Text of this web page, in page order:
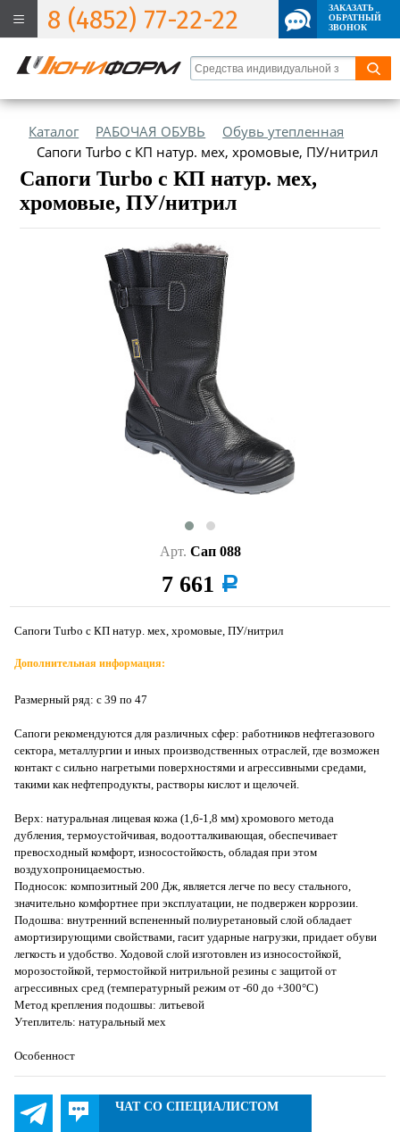
8 (4852) 77-22-22
ЗАКАЗАТЬ
ОБРАТНЫЙ
ЗВОНОК
Каталог РАБОЧАЯ ОБУВЬ
Обувь утепленная
Сапоги Turbo с КП натур. мех, хромовые, ПУ/нитрил
Сапоги Turbo с КП натур. мех,
хромовые, ПУ/нитрил
Арт. Сап 088
7 661 a
Сапоги Turbo с КП натур. мех, хромовые, ПУ/нитрил
Дополнительная информация:
Размерный ряд: с 39 по 47
Сапоги рекомендуются для различных сфер: работников нефтегазового
сектора, металлургии и иных производственных отраслей, где возможен
контакт с сильно нагретыми поверхностями и агрессивными средами,
такими как нефтепродукты, растворы кислот и щелочей.
Верх: натуральная лицевая кожа (1,6-1,8 мм) хромового метода
дубления, термоустойчивая, водоотталкивающая, обеспечивает
превосходный комфорт, износостойкость, обладая при этом
воздухопроницаемостью.
Подносок: композитный 200 Дж, является легче по весу стального,
значительно комфортнее при эксплуатации, не подвержен коррозии.
Подошва: внутренний вспененный полиуретановый слой обладает
амортизирующими свойствами, гасит ударные нагрузки, придает обуви
легкость и удобство. Ходовой слой изготовлен из износостойкой,
морозостойкой, термостойкой нитрильной резины с защитой от
агрессивных сред (температурный режим от -60 до +300°С)
Метод крепления подошвы: литьевой
Утеплитель: натуральный мех
Особенност
ЧАТ СО СПЕЦИАЛИСТОМ